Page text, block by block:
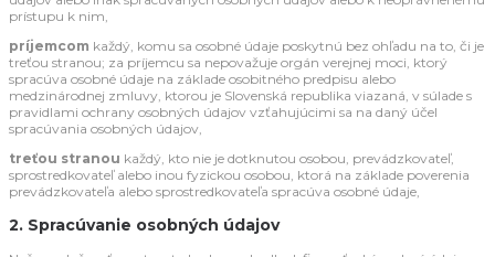
prístupu k nim,
príjemcom každý, komu sa osobné údaje poskytnú bez ohľadu na to, či je
treťou stranou; za príjemcu sa nepovažuje orgán verejnej moci, ktorý
spracúva osobné údaje na základe osobitného predpisu alebo
medzinárodnej zmluvy, ktorou je Slovenská republika viazaná, v súlade s
pravidlami ochrany osobných údajov vzťahujúcimi sa na daný účel
spracúvania osobných údajov,
treťou stranou každý, kto nie je dotknutou osobou, prevádzkovateľ,
sprostredkovateľ alebo inou fyzickou osobou, ktorá na základe poverenia
prevádzkovateľa alebo sprostredkovateľa spracúva osobné údaje,
2. Spracúvanie osobných údajov